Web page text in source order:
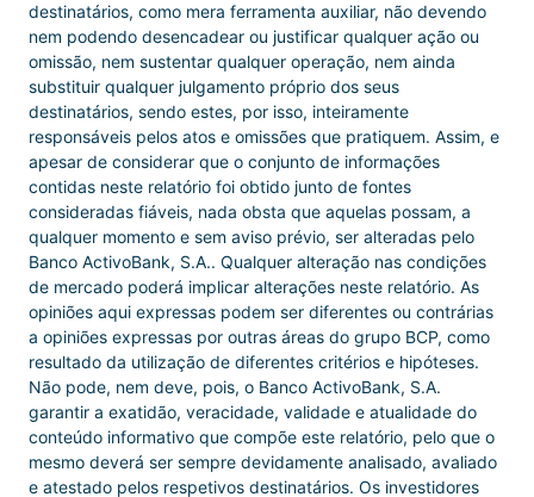
destinatários, como mera ferramenta auxiliar, não devendo
nem podendo desencadear ou justificar qualquer ação ou
omissão, nem sustentar qualquer operação, nem ainda
substituir qualquer julgamento próprio dos seus
destinatários, sendo estes, por isso, inteiramente
responsáveis pelos atos e omissões que pratiquem. Assim, e
apesar de considerar que o conjunto de informações
contidas neste relatório foi obtido junto de fontes
consideradas fiáveis, nada obsta que aquelas possam, a
qualquer momento e sem aviso prévio, ser alteradas pelo
Banco ActivoBank, S.A.. Qualquer alteração nas condições
de mercado poderá implicar alterações neste relatório. As
opiniões aqui expressas podem ser diferentes ou contrárias
a opiniões expressas por outras áreas do grupo BCP, como
resultado da utilização de diferentes critérios e hipóteses.
Não pode, nem deve, pois, o Banco ActivoBank, S.A.
garantir a exatidão, veracidade, validade e atualidade do
conteúdo informativo que compõe este relatório, pelo que o
mesmo deverá ser sempre devidamente analisado, avaliado
e atestado pelos respetivos destinatários. Os investidores